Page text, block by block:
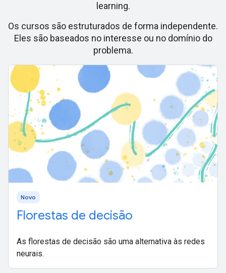
learning.
Os cursos são estruturados de forma independente.
Eles são baseados no interesse ou no domínio do
problema.
Novo
Florestas de decisão
As florestas de decisão são uma alternativa às redes
neurais.